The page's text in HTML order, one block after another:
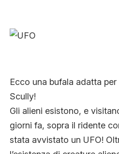
Ecco una bufala adatta
Scully!
Gli alieni esistono, e
giorni fa, sopra il ridente
stata avvistato un UFO!